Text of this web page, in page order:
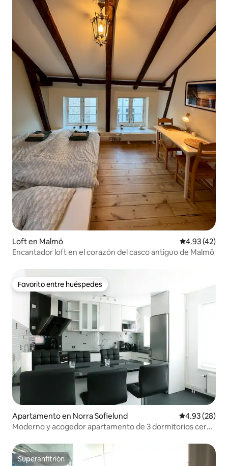
Loft en Malmö Calificación
4.93 (42)
Encantador loft en el corazón del casco antiguo de Malmö
Favorito entre huéspedes
Favorito entre huéspedes
Apartamento en Norra Sofielund Calificación
4.93 (28)
Moderno y acogedor apartamento de 3 dormitorios cerca
Superanfitrión
Superanfitrión